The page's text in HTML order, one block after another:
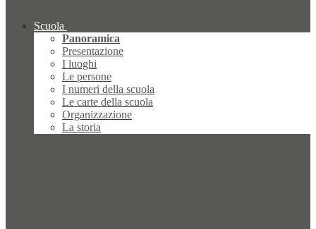
Scuola
Panoramica
Presentazione
I luoghi
Le persone
I numeri della scuola
Le carte della scuola
Organizzazione
La storia